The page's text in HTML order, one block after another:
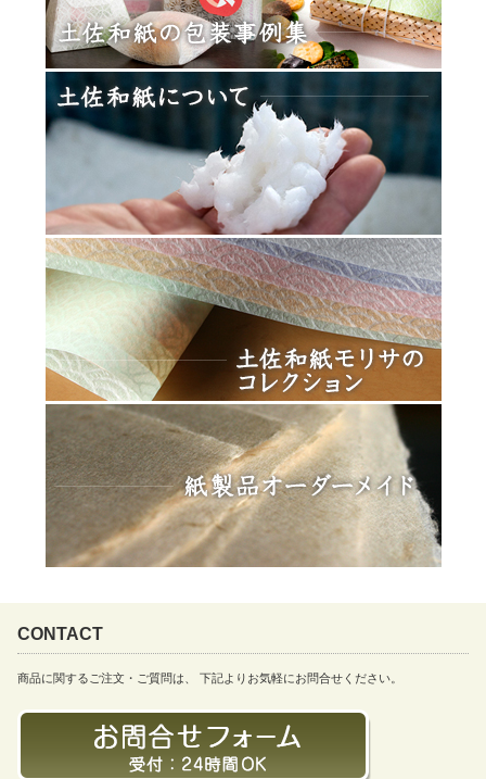
CONTACT
商品に関するご注文・ご質問は、 下記よりお気軽にお問合せください。